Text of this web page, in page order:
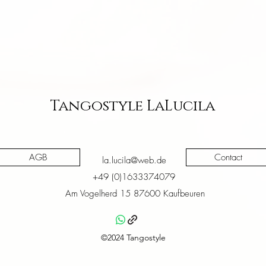
Tangostyle LaLucila
Contact
la.lucila@web.de
AGB
+49 (0)1633374079
Am Vogelherd 15 87600 Kaufbeuren
©2024 Tangostyle